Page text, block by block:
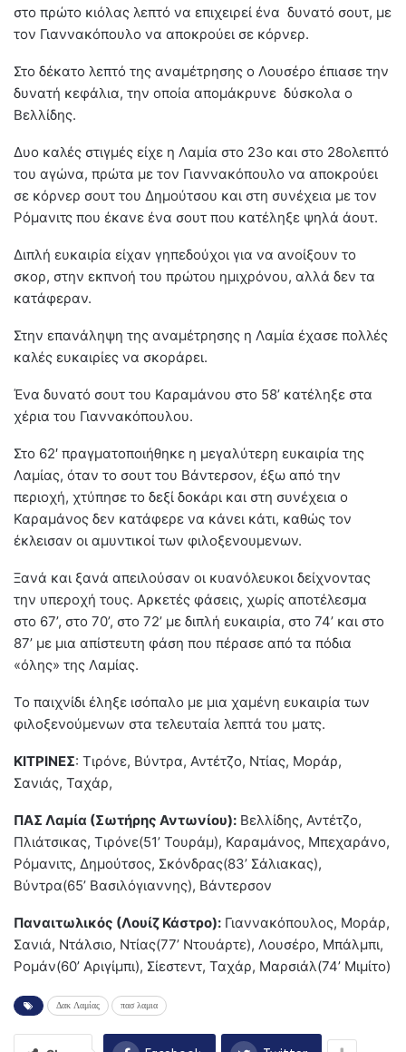
στο πρώτο κιόλας λεπτό να επιχειρεί ένα δυνατό σουτ, με
τον Γιαννακόπουλο να αποκρούει σε κόρνερ.
Στο δέκατο λεπτό της αναμέτρησης ο Λουσέρο έπιασε την
δυνατή κεφάλια, την οποία απομάκρυνε δύσκολα ο
Βελλίδης.
Δυο καλές στιγμές είχε η Λαμία στο 23ο και στο 28ολεπτό
του αγώνα, πρώτα με τον Γιαννακόπουλο να αποκρούει
σε κόρνερ σουτ του Δημούτσου και στη συνέχεια με τον
Ρόμανιτς που έκανε ένα σουτ που κατέληξε ψηλά άουτ.
Διπλή ευκαιρία είχαν γηπεδούχοι για να ανοίξουν το
σκορ, στην εκπνοή του πρώτου ημιχρόνου, αλλά δεν τα
κατάφεραν.
Στην επανάληψη της αναμέτρησης η Λαμία έχασε πολλές
καλές ευκαιρίες να σκοράρει.
Ένα δυνατό σουτ του Καραμάνου στο 58’ κατέληξε στα
χέρια του Γιαννακόπουλου.
Στο 62′ πραγματοποιήθηκε η μεγαλύτερη ευκαιρία της
Λαμίας, όταν το σουτ του Βάντερσον, έξω από την
περιοχή, χτύπησε το δεξί δοκάρι και στη συνέχεια ο
Καραμάνος δεν κατάφερε να κάνει κάτι, καθώς τον
έκλεισαν οι αμυντικοί των φιλοξενουμενων.
Ξανά και ξανά απειλούσαν οι κυανόλευκοι δείχνοντας
την υπεροχή τους. Αρκετές φάσεις, χωρίς αποτέλεσμα
στο 67’, στο 70’, στο 72’ με διπλή ευκαιρία, στο 74’ και στο
87’ με μια απίστευτη φάση που πέρασε από τα πόδια
«όλης» της Λαμίας.
Το παιχνίδι έληξε ισόπαλο με μια χαμένη ευκαιρία των
φιλοξενούμενων στα τελευταία λεπτά του ματς.
ΚΙΤΡΙΝΕΣ: Τιρόνε, Βύντρα, Αντέτζο, Ντίας, Μοράρ,
Σανιάς, Ταχάρ,
ΠΑΣ Λαμία (Σωτήρης Αντωνίου): Βελλίδης, Αντέτζο,
Πλιάτσικας, Τιρόνε(51’ Τουράμ), Καραμάνος, Μπεχαράνο,
Ρόμανιτς, Δημούτσος, Σκόνδρας(83’ Σάλιακας),
Βύντρα(65’ Βασιλόγιαννης), Βάντερσον
Παναιτωλικός (Λουίζ Κάστρο): Γιαννακόπουλος, Μοράρ,
Σανιά, Ντάλσιο, Ντίας(77’ Ντουάρτε), Λουσέρο, Μπάλμπι,
Ρομάν(60’ Αριγίμπι), Σίεστεντ, Ταχάρ, Μαρσιάλ(74’ Μιμίτο)
Δακ Λαμίας πασ λαμια